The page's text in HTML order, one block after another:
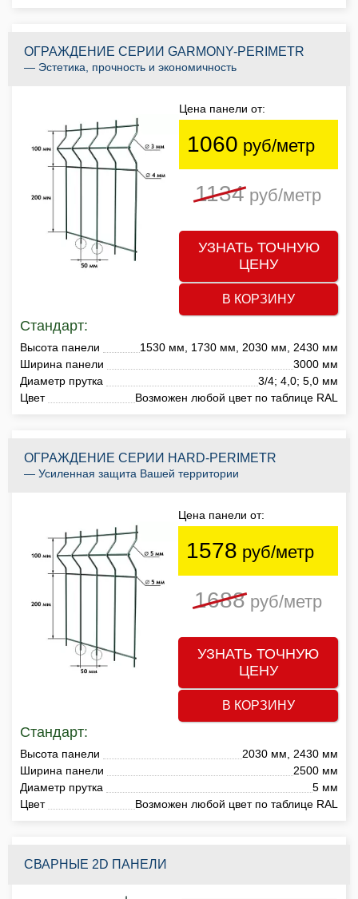
ОГРАЖДЕНИЕ СЕРИИ GARMONY-PERIMETR
— Эстетика, прочность и экономичность
Цена панели от:
1060 руб/метр
1134руб/метр
УЗНАТЬ ТОЧНУЮ
ЦЕНУ
В КОРЗИНУ
Стандарт:
Высота панели
1530 мм, 1730 мм, 2030 мм, 2430 мм
Ширина панели
3000 мм
Диаметр прутка
3/4; 4,0; 5,0 мм
Цвет
Возможен любой цвет по таблице RAL
ОГРАЖДЕНИЕ СЕРИИ HARD-PERIMETR
— Усиленная защита Вашей территории
Цена панели от:
1578 руб/метр
1688руб/метр
УЗНАТЬ ТОЧНУЮ
ЦЕНУ
В КОРЗИНУ
Стандарт:
Высота панели
2030 мм, 2430 мм
Ширина панели
2500 мм
Диаметр прутка
5 мм
Цвет
Возможен любой цвет по таблице RAL
СВАРНЫЕ 2D ПАНЕЛИ